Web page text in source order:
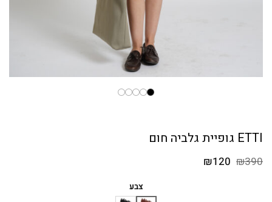
ETTI גופיית גלביה חום
₪390 המחיר
₪120
צבע